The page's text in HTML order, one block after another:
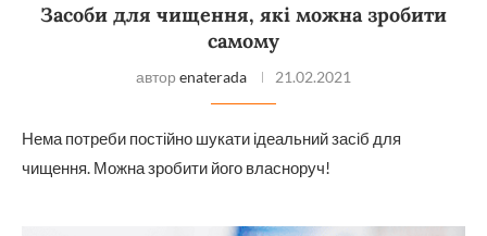
Засоби для чищення, які можна зробити
самому
автор enaterada 21.02.2021
Нема потреби постійно шукати ідеальний засіб для
чищення. Можна зробити його власноруч!